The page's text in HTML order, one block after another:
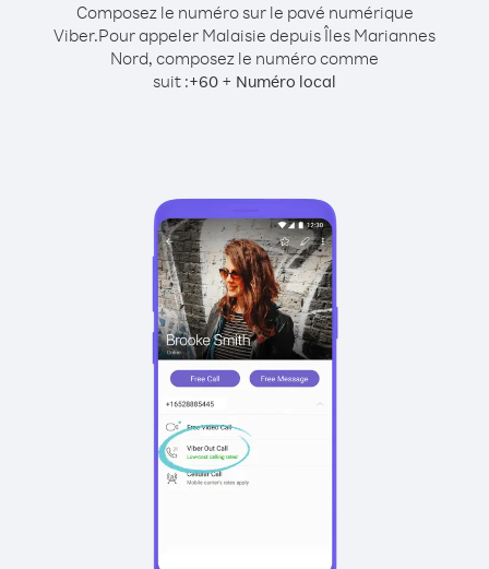
Composez le numéro sur le pavé numérique
Viber.Pour appeler Malaisie depuis Îles Mariannes
Nord, composez le numéro comme
suit :+60 + Numéro local